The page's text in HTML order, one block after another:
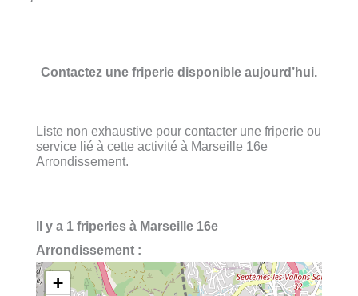
Contactez une friperie disponible aujourd’hui.
Liste non exhaustive pour contacter une friperie ou
service lié à cette activité à Marseille 16e
Arrondissement.
Il y a 1 friperies à Marseille 16e
Arrondissement :
+